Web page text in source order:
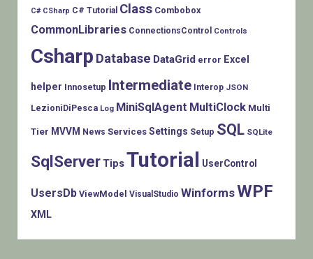
C# CSharp C# Tutorial Class Combobox
CommonLibraries ConnectionsControl Controls
Csharp Database DataGrid error Excel
helper Innosetup Intermediate Interop JSON
LezioniDiPesca Log MiniSqlAgent MultiClock Multi
Tier MVVM News Services Settings Setup SQL SQLite
SqlServer TipsTutorial UserControl
UsersDb ViewModel VisualStudio WinformsWPF
XML